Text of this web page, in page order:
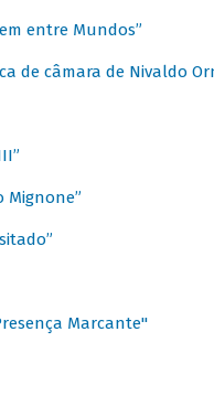
entre Mundos”
de câmara de Nivaldo
Mignone”
Marcante"